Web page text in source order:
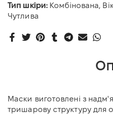
Тип шкіри: Комбінована,
Чутлива
Маски виготовлені з
тришарову структуру для